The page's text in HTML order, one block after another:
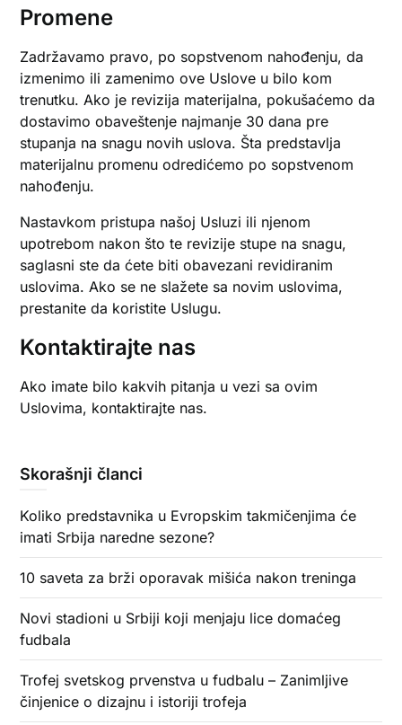
Promene
Zadržavamo pravo, po sopstvenom nahođenju, da
izmenimo ili zamenimo ove Uslove u bilo kom
trenutku. Ako je revizija materijalna, pokušaćemo da
dostavimo obaveštenje najmanje 30 dana pre
stupanja na snagu novih uslova. Šta predstavlja
materijalnu promenu odredićemo po sopstvenom
nahođenju.
Nastavkom pristupa našoj Usluzi ili njenom
upotrebom nakon što te revizije stupe na snagu,
saglasni ste da ćete biti obavezani revidiranim
uslovima. Ako se ne slažete sa novim uslovima,
prestanite da koristite Uslugu.
Kontaktirajte nas
Ako imate bilo kakvih pitanja u vezi sa ovim
Uslovima, kontaktirajte nas.
Skorašnji članci
Koliko predstavnika u Evropskim takmičenjima će
imati Srbija naredne sezone?
10 saveta za brži oporavak mišića nakon treninga
Novi stadioni u Srbiji koji menjaju lice domaćeg
fudbala
Trofej svetskog prvenstva u fudbalu – Zanimljive
činjenice o dizajnu i istoriji trofeja